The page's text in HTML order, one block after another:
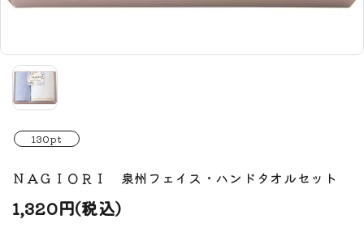
130pt
ＮＡＧＩＯＲＩ 泉州フェイス・ハンドタオルセット
1,320円(税込)